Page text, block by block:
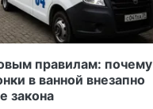
правилам: почему
в ванной внезапно
закона